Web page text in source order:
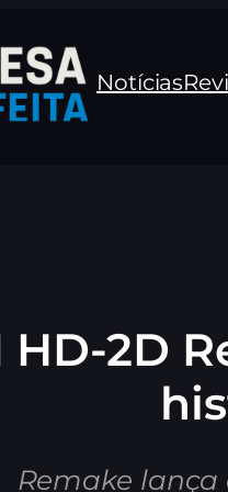
Notícias
HD-2D
Remake